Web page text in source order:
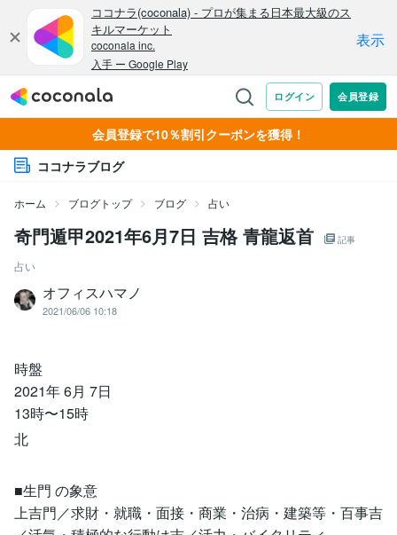
会員登録で10％割引クーポンを獲得！
ココナラブログ
ホーム ブログトップ ブログ 占い
奇門遁甲2021年6月7日 吉格 青龍返首 記事
占い
オフィスハマノ
2021/06/06 10:18
時盤
2021年 6⽉ 7⽇
13時〜15時
北
■⽣⾨ の象意
上吉⾨／求財・就職・⾯接・商業・治病・建築等・百事吉